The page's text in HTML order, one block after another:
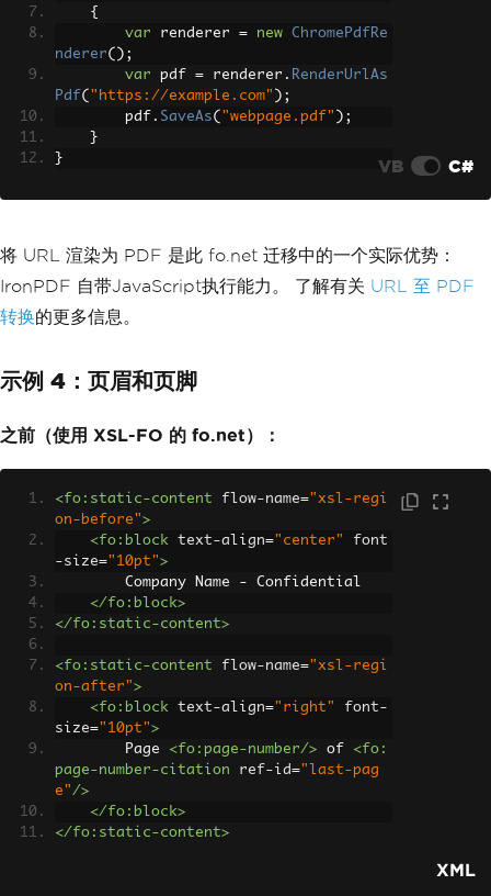
static
// Custom implementation requi
red - extremely complex
throw
new System
NotImplemente
dException
{
var renderer = new
ChromePdfRe
nderer();
var pdf = renderer . RenderUrlAs
Pdf( "https://example.com" );
        pdf
. SaveAs( "webpage.pdf" );
}
}
VB C#
将 URL 渲染为 PDF 是此 fo.net 迁移中的一个实际优势：
IronPDF 自带JavaScript执行能力。 了解有关 URL 至 PDF
转换的更多信息。
示例 4：页眉和页脚
之前（使用 XSL-FO 的 fo.net）：
<fo:static-content flow-name="xsl-regi
on-before">
<fo:block
text-align="center"
font
-size="10pt">
        Company Name - Confidential
</fo:block>
</fo:static-content>
<fo:static-content flow-name="xsl-regi
on-after">
<fo:block
text-align="right"
font-
size="10pt">
        Page
<fo:page-number/> of <fo:
page-number-citation
ref-id="last-pag
e"/>
</fo:block>
</fo:static-content>
XML